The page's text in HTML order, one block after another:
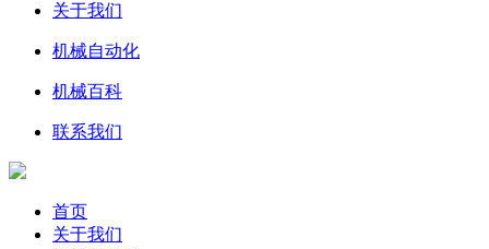
关于我们
机械自动化
机械百科
联系我们
首页
关于我们